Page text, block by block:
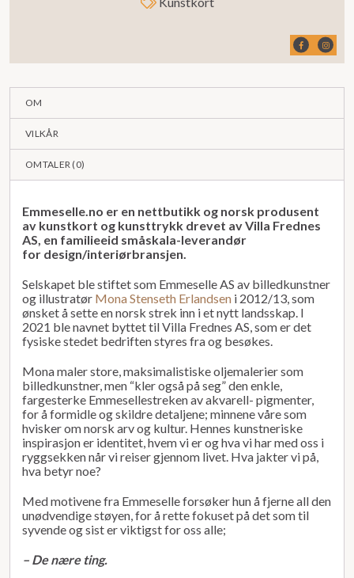
OM
VILKÅR
OMTALER (0)
Emmeselle.no er en nettbutikk og norsk produsent
av kunstkort og kunsttrykk drevet av Villa Frednes
AS, en familieeid småskala-leverandør
for design/interiørbransjen.
Selskapet ble stiftet som Emmeselle AS av billedkunstner
og illustratør Mona Stenseth Erlandsen i 2012/13, som
ønsket å sette en norsk strek inn i et nytt landsskap. I
2021 ble navnet byttet til Villa Frednes AS, som er det
fysiske stedet bedriften styres fra og besøkes.
Mona maler store, maksimalistiske oljemalerier som
billedkunstner, men “kler også på seg” den enkle,
fargesterke Emmesellestreken av akvarell- pigmenter,
for å formidle og skildre detaljene; minnene våre som
hvisker om norsk arv og kultur. Hennes kunstneriske
inspirasjon er identitet, hvem vi er og hva vi har med oss i
ryggsekken når vi reiser gjennom livet. Hva jakter vi på,
hva betyr noe?
Med motivene fra Emmeselle forsøker hun å fjerne all den
unødvendige støyen, for å rette fokuset på det som til
syvende og sist er viktigst for oss alle;
– De nære ting.